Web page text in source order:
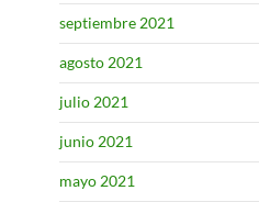
septiembre 2021
agosto 2021
julio 2021
junio 2021
mayo 2021